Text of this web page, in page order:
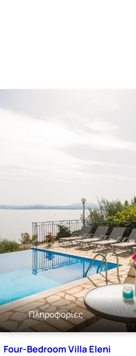
Πληροφορίες
Four-Bedroom Villa Eleni